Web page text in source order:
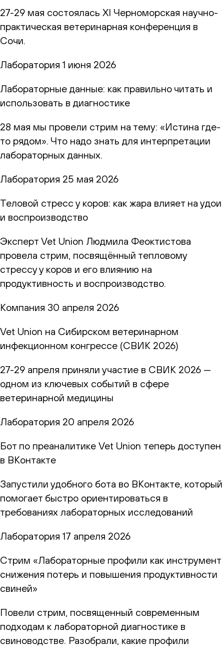
27-29 мая состоялась XI Черноморская научно-
практическая ветеринарная конференция в
Сочи.
Лаборатория 1 июня 2026
Лабораторные данные: как правильно читать и
использовать в диагностике
28 мая мы провели стрим на тему: «Истина где-
то рядом». Что надо знать для интерпретации
лабораторных данных.
Лаборатория 25 мая 2026
Теловой стресс у коров: как жара влияет на удои
и воспроизводство
Эксперт Vet Union Людмила Феоктистова
провела стрим, посвящённый тепловому
стрессу у коров и его влиянию на
продуктивность и воспроизводство.
Компания 30 апреля 2026
Vet Union на Сибирском ветеринарном
инфекционном конгрессе (СВИК 2026)
27-29 апреля приняли участие в СВИК 2026 —
одном из ключевых событий в сфере
ветеринарной медицины
Лаборатория 20 апреля 2026
Бот по преаналитике Vet Union теперь доступен
в ВКонтакте
Запустили удобного бота во ВКонтакте, который
помогает быстро ориентироваться в
требованиях лабораторных исследований
Лаборатория 17 апреля 2026
Стрим «Лабораторные профили как инструмент
снижения потерь и повышения продуктивности
свиней»
Повели стрим, посвященный современным
подходам к лабораторной диагностике в
свиноводстве. Разобрали, какие профили